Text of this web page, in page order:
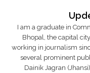
I am a graduate in
Bhopal, the capital
working in journalism
several prominent
Dainik Jagran